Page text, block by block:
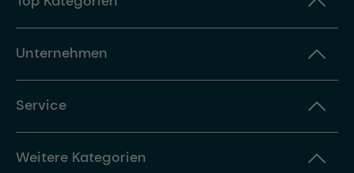
Unternehmen
Service
Weitere Kategorien